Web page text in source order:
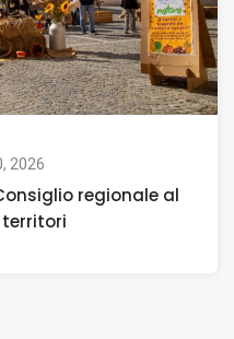
2026
regionale al